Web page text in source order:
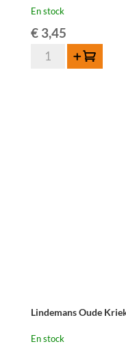
En stock
€3,45
quantité
Ajouter au panier
Lindemans Oude
En stock